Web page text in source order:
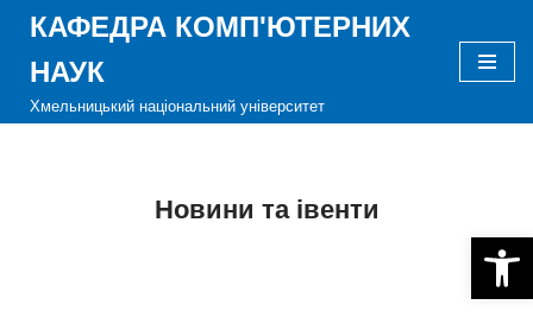
Перейти
вмісту
КАФЕДРА КОМП'ЮТЕРНИХ
НАУК
Хмельницький національний університет
Новини та івенти